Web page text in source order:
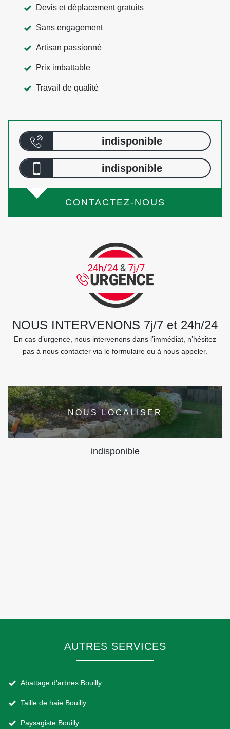
Devis et déplacement gratuits
Sans engagement
Artisan passionné
Prix imbattable
Travail de qualité
indisponible
indisponible
CONTACTEZ-NOUS
NOUS INTERVENONS 7j/7 et 24h/24
En cas d’urgence, nous intervenons dans l’immédiat, n’hésitez
pas à nous contacter via le formulaire ou à nous appeler.
NOUS LOCALISER
indisponible
AUTRES SERVICES
Abattage d'arbres Bouilly
Taille de haie Bouilly
Paysagiste Bouilly